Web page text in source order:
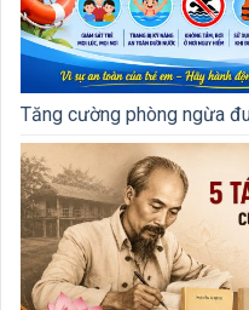
Tăng cường phòng ngừa